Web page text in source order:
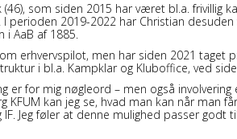
(46), som siden 2015 har været bl.a. frivillig
perioden 2019-2022 har Christian
i AaB af 1885.
erhvervspilot, men har siden 2021 taget
i bl.a. Kampklar og Kluboffice, ved
er for mig nøgleord – men også
KFUM kan jeg se, hvad man kan når man
IF. Jeg føler at denne mulighed passer